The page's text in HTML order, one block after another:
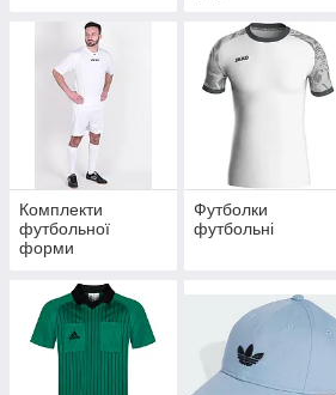
Комплекти
футбольної
форми
Футболки
футбольні